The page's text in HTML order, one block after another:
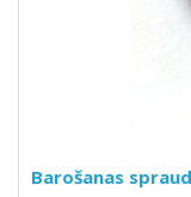
Barošanas